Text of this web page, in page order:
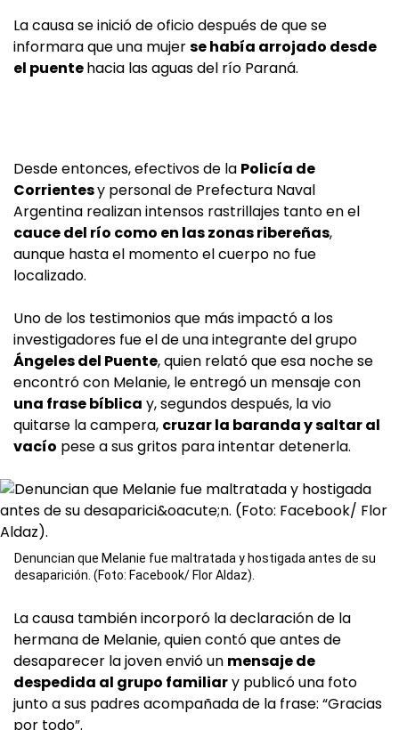
La causa se inició de oficio después de que se
informara que una mujerse había arrojado desde
el puentehacia las aguas del río Paraná.
Desde entonces, efectivos de la Policía de
Corrientesy personal de Prefectura Naval
Argentina realizan intensos rastrillajes tanto en el
cauce del río como en las zonas ribereñas,
aunque hasta el momento el cuerpo no fue
localizado.
Uno de los testimonios que más impactó a los
investigadores fue el de una integrante del grupo
Ángeles del Puente, quien relató que esa noche se
encontró con Melanie, le entregó un mensaje con
una frase bíblica y, segundos después, la vio
quitarse la campera, cruzar la baranda y saltar al
vacío pese a sus gritos para intentar detenerla.
Denuncian que Melanie fue maltratada y hostigada antes de su
desaparición. (Foto: Facebook/ Flor Aldaz).
La causa también incorporó la declaración de la
hermana de Melanie, quien contó que antes de
desaparecer la joven envió un mensaje de
despedida al grupo familiary publicó una foto
junto a sus padres acompañada de la frase: “Gracias
por todo”.